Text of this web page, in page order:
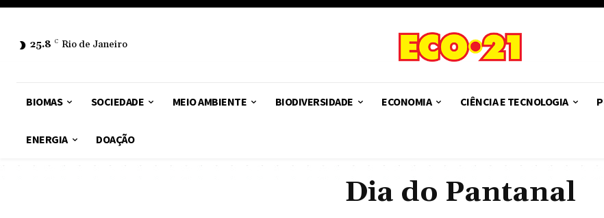
25.8 C Rio de Janeiro
BIOMAS SOCIEDADE MEIO AMBIENTE BIODIVERSIDADE ECONOMIA CIÊNCIA E TECNOLOGIA
ENERGIA DOAÇÃO
Dia do Pantanal